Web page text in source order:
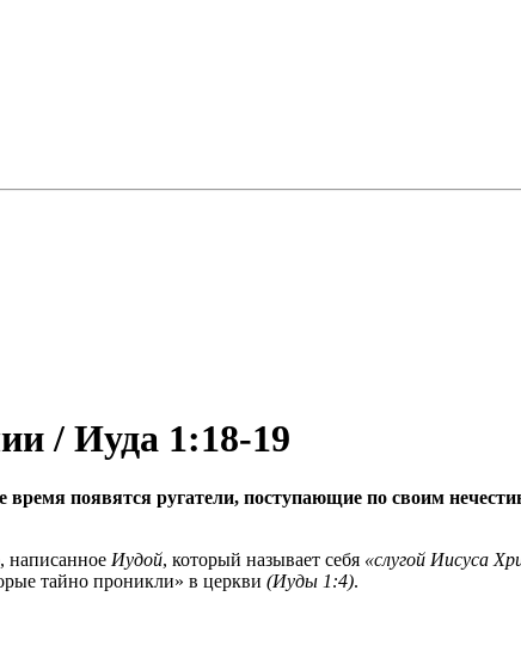
/ Иуда 1:18-19
время появятся ругатели, поступающие по своим
написанное Иудой, который называет себя «слугой Иисуса
тайно проникли» в церкви (Иуды 1:4).